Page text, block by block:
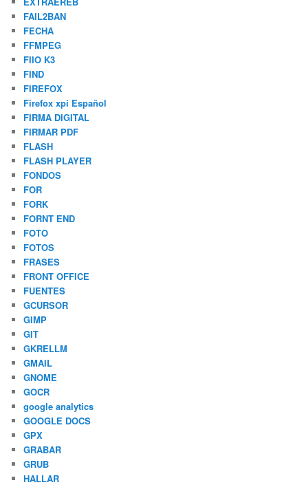
FAIL2BAN
FECHA
FFMPEG
FIIO K3
FIND
FIREFOX
Firefox xpi Español
FIRMA DIGITAL
FIRMAR PDF
FLASH
FLASH PLAYER
FONDOS
FOR
FORK
FORNT END
FOTO
FOTOS
FRASES
FRONT OFFICE
FUENTES
GCURSOR
GIMP
GIT
GKRELLM
GMAIL
GNOME
GOCR
google analytics
GOOGLE DOCS
GPX
GRABAR
GRUB
HALLAR